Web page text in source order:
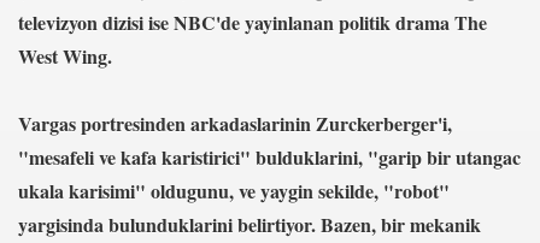
televizyon dizisi ise NBC'de yayinlanan politik drama The
West Wing.
Vargas portresinden arkadaslarinin Zurckerberger'i,
"mesafeli ve kafa karistirici" bulduklarini, "garip bir utangac
ukala karisimi" oldugunu, ve yaygin sekilde, "robot"
yargisinda bulunduklarini belirtiyor. Bazen, bir mekanik
Eric Gerets, beyin kanaması geçirdiğini açıkladı.